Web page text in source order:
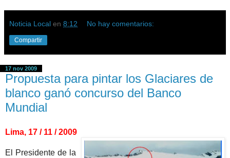
Noticia Local en 8:12 No hay comentarios:
Compartir
17 nov 2009
Propuesta para pintar los Glaciares de
blanco ganó concurso del Banco
Mundial
Lima, 17 / 11 / 2009
El Presidente de la